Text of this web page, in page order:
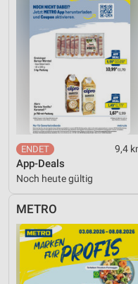
9,4
App-Deals
Noch heute gültig
METRO